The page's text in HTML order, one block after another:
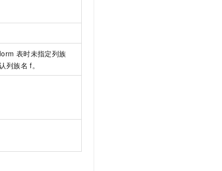
表时未指定列族
列族名 f。